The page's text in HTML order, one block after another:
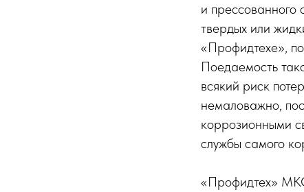
и
твердых или
«Профидтехе»,
Поедаемость
всякий риск
немаловажно,
коррозионными
службы самого
«Профидтех»